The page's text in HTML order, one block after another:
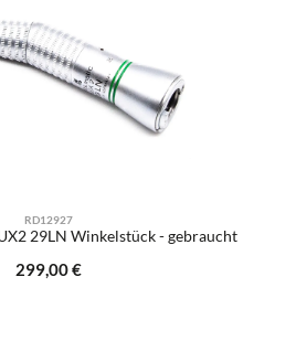
RD12927
29LN Winkelstück - gebraucht
Regulärer Preis:
299,00 €